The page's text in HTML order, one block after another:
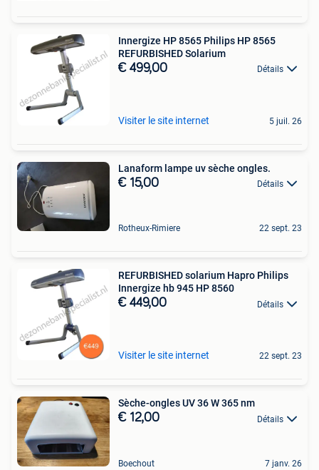
Innergize HP 8565 Philips HP 8565
REFURBISHED Solarium
€ 499,00 Détails
Visiter le site internet 5 juil. 26
Lanaform lampe uv sèche ongles.
€ 15,00 Détails
Rotheux-Rimiere 22 sept. 23
REFURBISHED solarium Hapro Philips
Innergize hb 945 HP 8560
€ 449,00 Détails
Visiter le site internet 22 sept. 23
Sèche-ongles UV 36 W 365 nm
€ 12,00 Détails
Boechout 7 janv. 26